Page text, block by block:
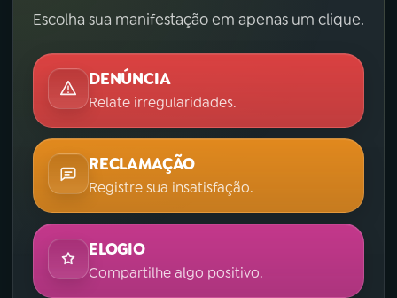
Escolha sua manifestação em apenas um clique.
DENÚNCIA
Relate irregularidades.
RECLAMAÇÃO
Registre sua insatisfação.
ELOGIO
Compartilhe algo positivo.